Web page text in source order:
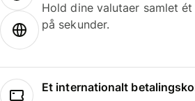
Hold dine valutaer samlet
på sekunder.
Et internationalt